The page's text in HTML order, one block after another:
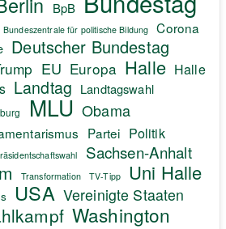
BpB
Bundeszentrale für politische Bildung Corona
Deutscher Bundestag
EU Europa Halle Halle
Landtag Landtagswahl
MLU Obama
Partei Politik
Sachsen-Anhalt
Transformation TV-Tipp Uni Halle
USA Vereinigte Staaten
Washington